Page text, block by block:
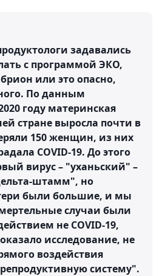
задавались
с программой ЭКО,
или это опасно,
По данным
году материнская
стране выросла почти в
150 женщин, из них
COVID-19. До этого
вирус – "уханьский" –
штамм", но
были большие, и мы
случаи были
не COVID-19,
исследование, не
воздействия
систему".